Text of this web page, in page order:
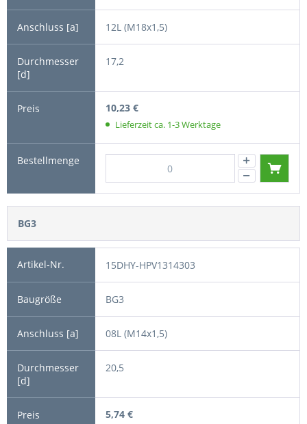
12L (M18x1,5)
17,2
10,23 €
Lieferzeit ca. 1-3 Werktage
BG3
15DHY-HPV1314303
BG3
08L (M14x1,5)
20,5
5,74 €